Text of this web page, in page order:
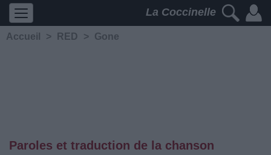
La Coccinelle
Accueil > RED > Gone
Paroles et traduction de la chanson